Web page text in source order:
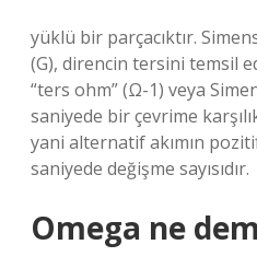
yüklü bir parçacıktır.
(G), direncin tersini temsil
“ters ohm” (Ω-1) veya
saniyede bir çevrime
yani alternatif akımın
saniyede değişme sayısıdır.
Omega ne